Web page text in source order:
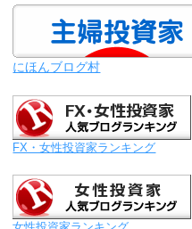
にほんブログ村
FX・女性投資家ランキング